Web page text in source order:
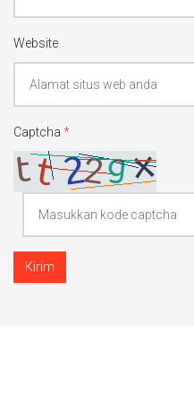
Website
Captcha *
Kirim